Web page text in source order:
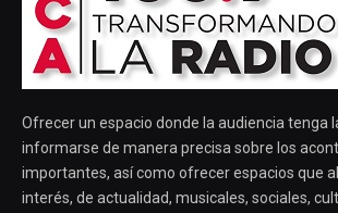
Ofrecer un espacio donde la audiencia tenga
informarse de manera precisa sobre los
importantes, así como ofrecer espacios que
interés, de actualidad, musicales, sociales,